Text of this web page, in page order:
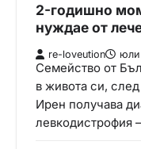
2-годишно
нуждае от
re-loveution юли
Семейство от
в живота си,
Ирен получава
левкодистрофия